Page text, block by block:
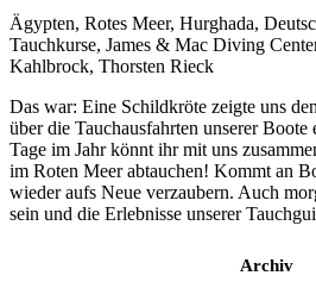
Ägypten, Rotes Meer, Hurghada,
Tauchkurse, James & Mac Diving
Kahlbrock, Thorsten Rieck
Das war: Eine Schildkröte zeigte uns
über die Tauchausfahrten unserer
Tage im Jahr könnt ihr mit uns
im Roten Meer abtauchen! Kommt an
wieder aufs Neue verzaubern. Auch
sein und die Erlebnisse unserer
Archiv